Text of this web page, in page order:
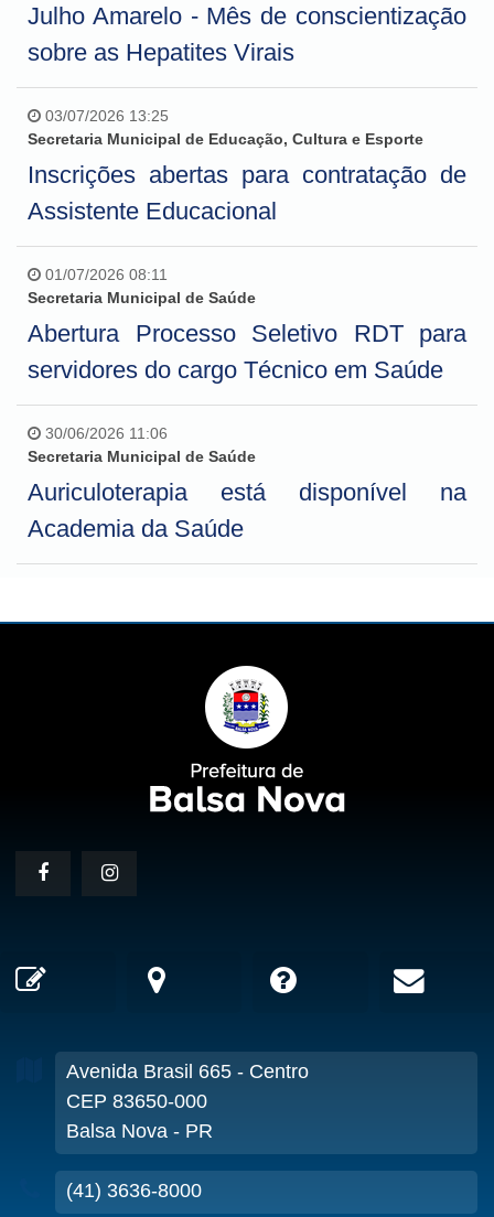
Julho Amarelo - Mês de conscientização
sobre as Hepatites Virais
03/07/2026 13:25
Secretaria Municipal de Educação, Cultura e Esporte
Inscrições abertas para contratação de
Assistente Educacional
01/07/2026 08:11
Secretaria Municipal de Saúde
Abertura Processo Seletivo RDT para
servidores do cargo Técnico em Saúde
30/06/2026 11:06
Secretaria Municipal de Saúde
Auriculoterapia está disponível na
Academia da Saúde
Avenida Brasil 665 - Centro
CEP 83650-000
Balsa Nova - PR
(41) 3636-8000